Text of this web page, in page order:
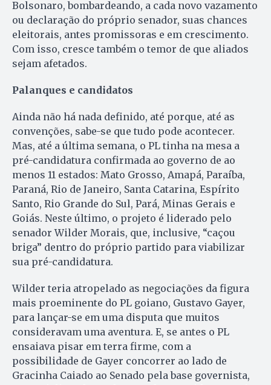
Bolsonaro, bombardeando, a cada novo vazamento
ou declaração do próprio senador, suas chances
eleitorais, antes promissoras e em crescimento.
Com isso, cresce também o temor de que aliados
sejam afetados.
Palanques e candidatos
Ainda não há nada definido, até porque, até as
convenções, sabe-se que tudo pode acontecer.
Mas, até a última semana, o PL tinha na mesa a
pré-candidatura confirmada ao governo de ao
menos 11 estados: Mato Grosso, Amapá, Paraíba,
Paraná, Rio de Janeiro, Santa Catarina, Espírito
Santo, Rio Grande do Sul, Pará, Minas Gerais e
Goiás. Neste último, o projeto é liderado pelo
senador Wilder Morais, que, inclusive, “caçou
briga” dentro do próprio partido para viabilizar
sua pré-candidatura.
Wilder teria atropelado as negociações da figura
mais proeminente do PL goiano, Gustavo Gayer,
para lançar-se em uma disputa que muitos
consideravam uma aventura. E, se antes o PL
ensaiava pisar em terra firme, com a
possibilidade de Gayer concorrer ao lado de
Gracinha Caiado ao Senado pela base governista,